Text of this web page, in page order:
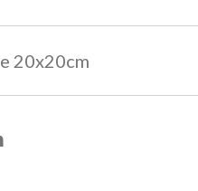
20x20cm